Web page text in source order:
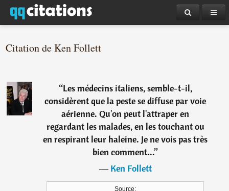
Citation de Ken Follett
“Les médecins italiens, semble-t-il,
considèrent que la peste se diffuse par voie
aérienne. Qu'on peut l'attraper en
regardant les malades, en les touchant ou
en respirant leur haleine. Je ne vois pas très
bien comment...”
―Ken Follett
Source: